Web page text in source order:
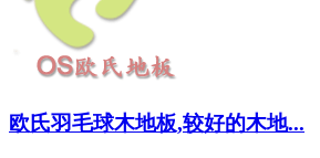
欧氏羽毛球木地板,较好的木地...